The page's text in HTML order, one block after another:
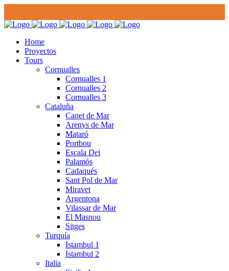
Home
Proyectos
Tours
Cornualles
Cornualles 1
Cornualles 2
Cornualles 3
Cataluña
Canet de Mar
Arenys de Mar
Mataró
Portbou
Escala Dei
Palamós
Cadaqués
Sant Pol de Mar
Miravet
Argentona
Vilassar de Mar
El Masnou
Sitges
Turquía
Istambul 1
Istambul 2
Italia